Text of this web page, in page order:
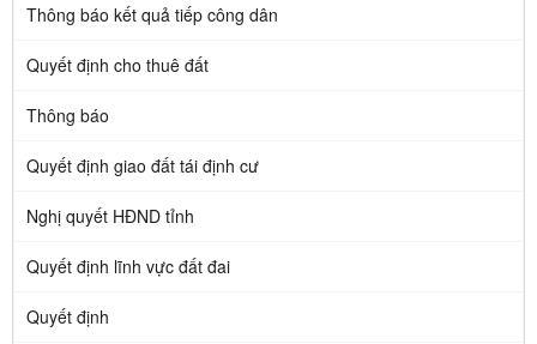
Thông báo kết quả tiếp công dân
Quyết định cho thuê đất
Thông báo
Quyết định giao đất tái định cư
Nghị quyết HĐND tỉnh
Quyết định lĩnh vực đất đai
Quyết định